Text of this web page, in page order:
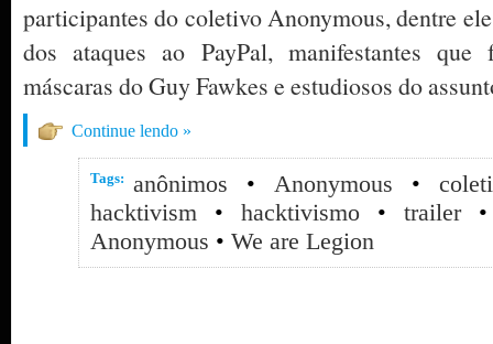
participantes do coletivo Anonymous, dentre
dos ataques ao PayPal, manifestantes
máscaras do Guy Fawkes e estudiosos do
Continue lendo »
Tags: anônimos • Anonymous •
hacktivism • hacktivismo • trailer
Anonymous • We are Legion